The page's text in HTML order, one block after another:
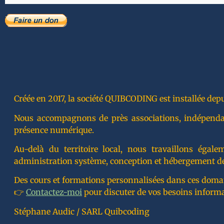
Créée en 2017, la société QUIBCODING est installée
Nous accompagnons de près associations,
présence numérique.
Au-delà du territoire local, nous travaillons
administration système, conception et hébergement
Des cours et formations personnalisées dans ces
👉 Contactez-moi pour discuter de vos besoins
Stéphane Audic / SARL Quibcoding